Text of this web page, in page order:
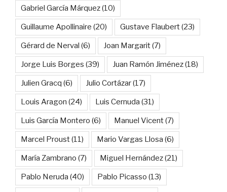
Gabriel García Márquez(10)
Guillaume Apollinaire (20) Gustave Flaubert(23)
Gérard de Nerval (6) Joan Margarit(7)
Jorge Luis Borges (39) Juan Ramón Jiménez(18)
Julien Gracq (6) Julio Cortázar(17)
Louis Aragon (24) Luis Cernuda (31)
Luis García Montero (6) Manuel Vicent(7)
Marcel Proust(11) Mario Vargas Llosa (6)
María Zambrano (7) Miguel Hernández(21)
Pablo Neruda (40) Pablo Picasso (13)